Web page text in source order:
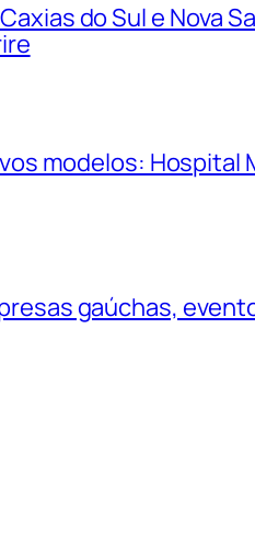
do Sul e Nova
modelos:
gaúchas,